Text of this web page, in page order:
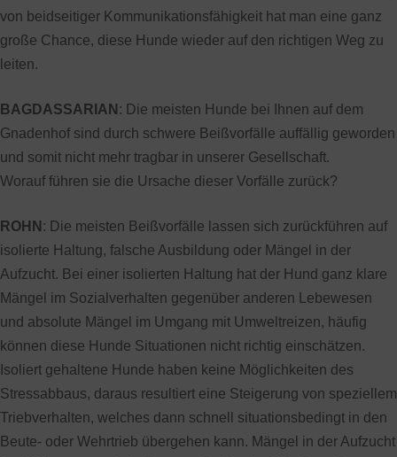
von beidseitiger Kommunikationsfähigkeit hat man eine ganz
große Chance, diese Hunde wieder auf den richtigen Weg zu
leiten.
BAGDASSARIAN : Die meisten Hunde bei Ihnen auf dem
Gnadenhof sind durch schwere Beißvorfälle auffällig geworden
und somit nicht mehr tragbar in unserer Gesellschaft.
Worauf führen sie die Ursache dieser Vorfälle zurück?
ROHN : Die meisten Beißvorfälle lassen sich zurückführen auf
isolierte Haltung, falsche Ausbildung oder Mängel in der
Aufzucht. Bei einer isolierten Haltung hat der Hund ganz klare
Mängel im Sozialverhalten gegenüber anderen Lebewesen
und absolute Mängel im Umgang mit Umweltreizen, häufig
können diese Hunde Situationen nicht richtig einschätzen.
Isoliert gehaltene Hunde haben keine Möglichkeiten des
Stressabbaus, daraus resultiert eine Steigerung von speziellem
Triebverhalten, welches dann schnell situationsbedingt in den
Beute- oder Wehrtrieb übergehen kann. Mängel in der Aufzucht